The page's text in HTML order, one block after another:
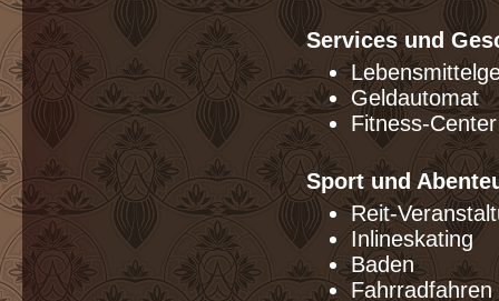
Services und
Geldautomat
Fitness-Center
Sport und
Reit-
Inlineskating
Baden
Fahrradfahren